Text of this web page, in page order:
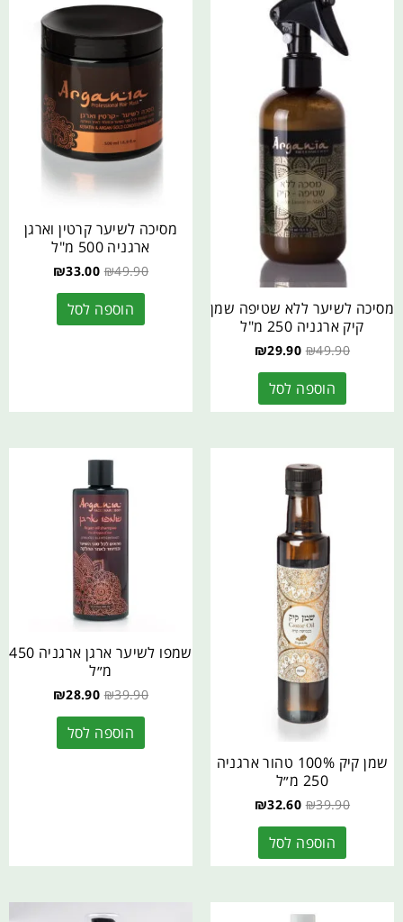
מסיכה לשיער ללא שטיפה שמן
קיק ארגניה 250 מ"ל
₪49.90
₪29.90
הוספה לסל
מסיכה לשיער קרטין וארגן
ארגניה 500 מ"ל
₪49.90
₪33.00
הוספה לסל
שמן קיק 100% טהור ארגניה
250 מ״ל
₪39.90
₪32.60
הוספה לסל
שמפו לשיער ארגן ארגניה 450
מ״ל
₪39.90
₪28.90
הוספה לסל